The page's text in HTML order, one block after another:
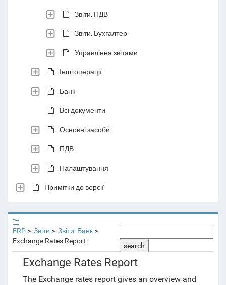
Звіти: ПДВ
Звіти: Бухгалтер
Управління звітами
Інші операції
Банк
Всі документи
Основні засоби
ПДВ
Налаштування
Примітки до версії
ERP Звіти
Звіти: Банк
Exchange Rates Report
search
Exchange Rates Report
The Exchange rates report gives an overview and